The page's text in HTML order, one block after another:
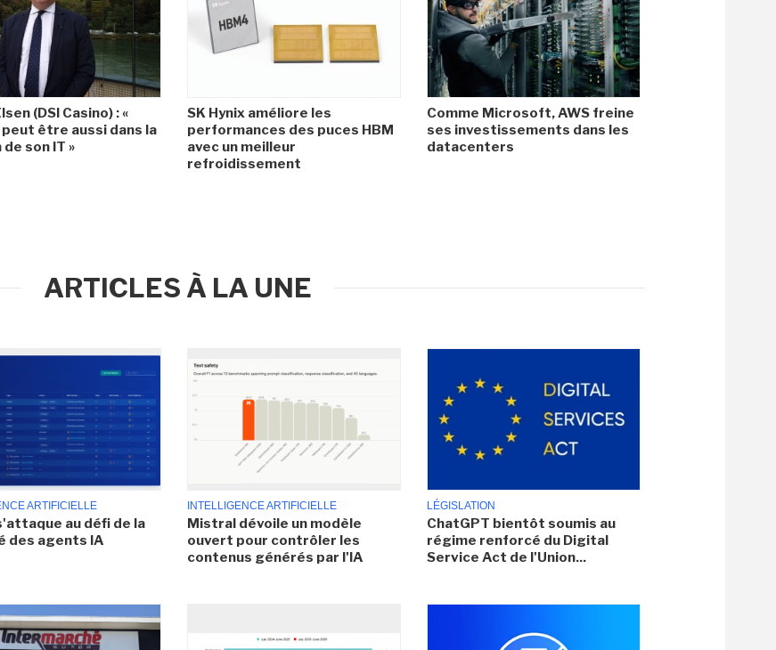
(DSI Casino) : «
peut être aussi dans la
son IT »
SK Hynix améliore les
performances des puces HBM
avec un meilleur
refroidissement
Comme Microsoft, AWS freine
ses investissements dans les
datacenters
ARTICLES À LA UNE
ARTIFICIELLE
au défi de la
des agents IA
INTELLIGENCE ARTIFICIELLE
Mistral dévoile un modèle
ouvert pour contrôler les
contenus générés par l'IA
LÉGISLATION
ChatGPT bientôt soumis au
régime renforcé du Digital
Service Act de l'Union...